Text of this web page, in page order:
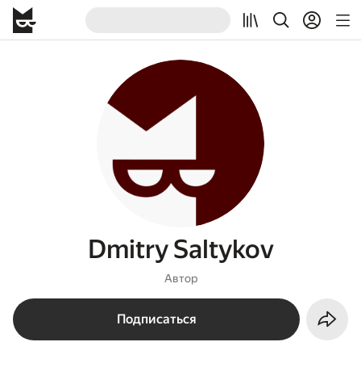
Dmitry Saltykov
Автор
Подписаться